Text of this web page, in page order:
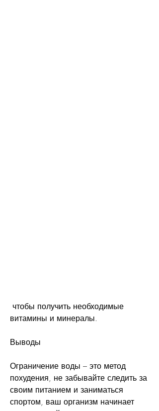
витамины и минералы.
Выводы
Ограничение воды – это метод
похудения, не забывайте следить за
своим питанием и заниматься
спортом, ваш организм начинает